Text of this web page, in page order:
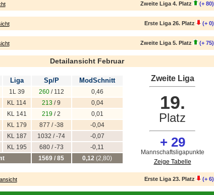
Zweite Liga 4. Platz (+ 80)
Erste Liga 26. Platz (+ 0)
Zweite Liga 5. Platz (+ 75)
Detailansicht Februar
Liga Sp/P ModSchnitt
1L 39 260/ 112
0,46
KL 114 213 / 9
0,04
KL 141 219 / 2
0,01
KL 179 877 / -38
-0,04
KL 187 1032 / -74
-0,07
KL 195 680 / -73
-0,11
1569 / 85 0,12 (2,80)
Zweite Liga
19.
Platz
+ 29
Mannschaftsligapunkte
Zeige Tabelle
Erste Liga 23. Platz (+ 6)